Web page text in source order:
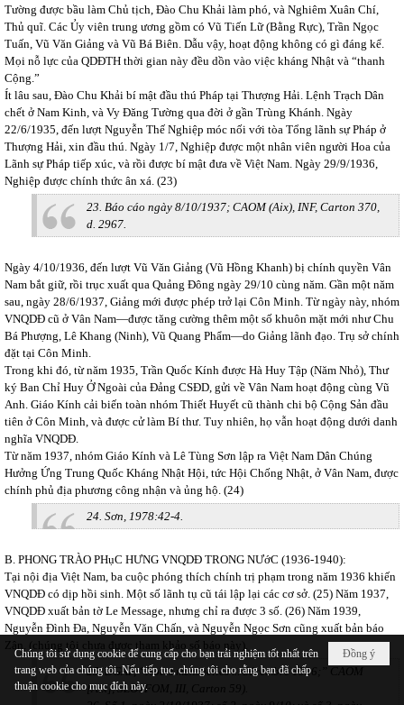
Tường được bầu làm Chủ tịch, Đào Chu Khải làm phó, và Nghiêm Xuân Chí,
Thủ quĩ. Các Ủy viên trung ương gồm có Vũ Tiến Lữ (Bằng Rực), Trần Ngọc
Tuấn, Vũ Văn Giảng và Vũ Bá Biên. Dẫu vậy, hoạt động không có gì đáng kể.
Mọi nỗ lực của QDĐTH thời gian này đều dồn vào việc kháng Nhật và “thanh
Cộng.”
Ít lâu sau, Đào Chu Khải bí mật đầu thú Pháp tại Thượng Hải. Lệnh Trạch Dân
chết ở Nam Kinh, và Vy Đăng Tường qua đời ở gần Trùng Khánh. Ngày
22/6/1935, đến lượt Nguyễn Thế Nghiệp móc nối với tòa Tổng lãnh sự Pháp ở
Thượng Hải, xin đầu thú. Ngày 1/7, Nghiệp được một nhân viên người Hoa của
Lãnh sự Pháp tiếp xúc, và rồi được bí mật đưa về Việt Nam. Ngày 29/9/1936,
Nghiệp được chính thức ân xá. (23)
23. Báo cáo ngày 8/10/1937; CAOM (Aix), INF, Carton 370,
d. 2967.
Ngày 4/10/1936, đến lượt Vũ Văn Giảng (Vũ Hồng Khanh) bị chính quyền Vân
Nam bắt giữ, rồi trục xuất qua Quảng Đông ngày 29/10 cùng năm. Gần một năm
sau, ngày 28/6/1937, Giảng mới được phép trở lại Côn Minh. Từ ngày này, nhóm
VNQDĐ cũ ở Vân Nam—được tăng cường thêm một số khuôn mặt mới như Chu
Bá Phượng, Lê Khang (Ninh), Vũ Quang Phẩm—do Giảng lãnh đạo. Trụ sở chính
đặt tại Côn Minh.
Trong khi đó, từ năm 1935, Trần Quốc Kính được Hà Huy Tập (Năm Nhỏ), Thư
ký Ban Chỉ Huy Ở Ngoài của Đảng CSĐD, gửi về Vân Nam hoạt động cùng Vũ
Anh. Giáo Kính cải biến toàn nhóm Thiết Huyết cũ thành chi bộ Cộng Sản đầu
tiên ở Côn Minh, và được cử làm Bí thư. Tuy nhiên, họ vẫn hoạt động dưới danh
nghĩa VNQDĐ.
Từ năm 1937, nhóm Giáo Kính và Lê Tùng Sơn lập ra Việt Nam Dân Chúng
Hưởng Ứng Trung Quốc Kháng Nhật Hội, tức Hội Chống Nhật, ở Vân Nam, được
chính phủ địa phương công nhận và ủng hộ. (24)
24. Sơn, 1978:42-4.
B. PHONG TRÀO PHụC HƯNG VNQDĐ TRONG NƯớC (1936-1940):
Tại nội địa Việt Nam, ba cuộc phóng thích chính trị phạm trong năm 1936 khiến
VNQDĐ có dịp hồi sinh. Một số lãnh tụ cũ tái lập lại các cơ sở. (25) Năm 1937,
VNQDĐ xuất bản tờ Le Message, nhưng chỉ ra được 3 số. (26) Năm 1939,
Nguyễn Đình Đa, Nguyễn Văn Chấn, và Nguyễn Ngọc Sơn cũng xuất bản báo
Zân. (chúng tôi chưa được tham khảo số báo này).
25. DGAP, “Notes mensuelles ... décembre 1936;” CAOM
[Aix], SLOTFOM, III, Carton 59).
Đồng ý
Chúng tôi sử dụng cookie để cung cấp cho bạn trải nghiệm tốt nhất trên
trang web của chúng tôi. Nếu tiếp tục, chúng tôi cho rằng bạn đã chấp
thuận cookie cho mục đích này.